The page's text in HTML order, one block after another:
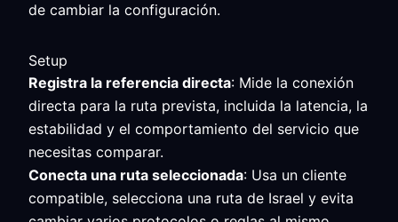
de cambiar la configuración.
Setup
Registra la referencia directa: Mide la conexión
directa para la ruta prevista, incluida la latencia, la
estabilidad y el comportamiento del servicio que
necesitas comparar.
Conecta una ruta seleccionada: Usa un cliente
compatible, selecciona una ruta de Israel y evita